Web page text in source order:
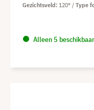
Alleen 5
Gezichtsveld 120° Type